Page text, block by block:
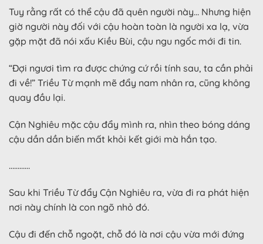
Tuy rằng rất có thể cậu đã quên người này… Nhưng hiện
giờ người này đối với cậu hoàn toàn là người xa lạ, vừa
gặp mặt đã nói xấu Kiều Bùi, cậu ngu ngốc mới đi tin.
“Đợi ngươi tìm ra được chứng cứ rồi tính sau, ta cần phải
đi về!” Triều Từ mạnh mẽ đẩy nam nhân ra, cũng không
quay đầu lại.
Cận Nghiêu mặc cậu đẩy mình ra, nhìn theo bóng dáng
cậu dần dần biến mất khỏi kết giới mà hắn tạo.
…………
Sau khi Triều Từ đẩy Cận Nghiêu ra, vừa đi ra phát hiện
nơi này chính là con ngõ nhỏ đó.
Cậu đi đến chỗ ngoặt, chỗ đó là nơi cậu vừa mới đứng